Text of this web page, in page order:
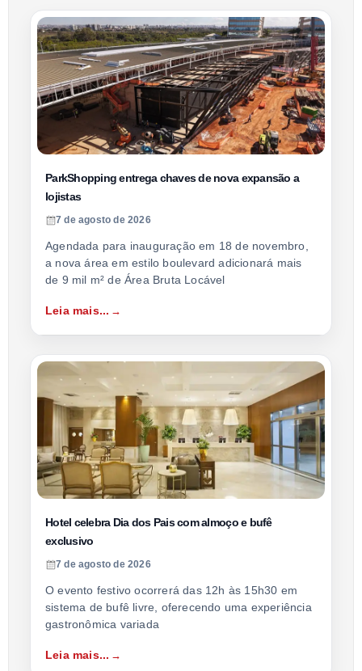
ParkShopping entrega chaves de nova expansão a
lojistas
7 de agosto de 2026
Agendada para inauguração em 18 de novembro,
a nova área em estilo boulevard adicionará mais
de 9 mil m² de Área Bruta Locável
Leia mais...
Hotel celebra Dia dos Pais com almoço e bufê
exclusivo
7 de agosto de 2026
O evento festivo ocorrerá das 12h às 15h30 em
sistema de bufê livre, oferecendo uma experiência
gastronômica variada
Leia mais...